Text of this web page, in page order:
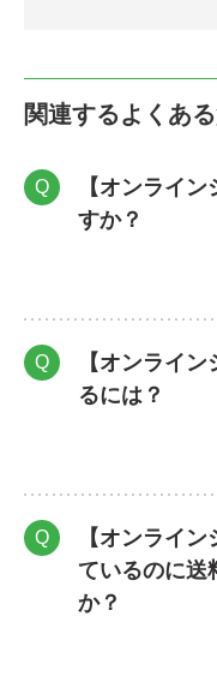
関連するよくあ
Q
【オンライ
すか？
Q
【オンライ
るには？
Q
【オンライ
ているのに送
か？